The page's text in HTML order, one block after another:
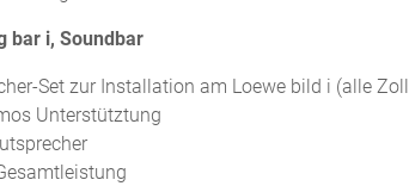
bar i, Soundbar
Set zur Installation am Loewe bild i (alle
Unterstütztung